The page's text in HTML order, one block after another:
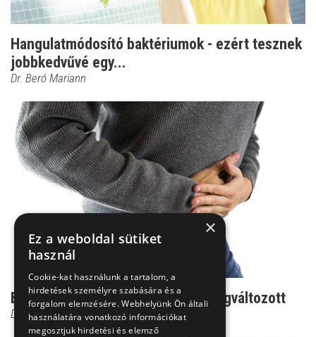
Hangulatmódosító baktériumok - ezért tesznek
jobbkedvűvé egy...
Dr. Beró Mariann
Bélflóra: innen tudhatjuk, hogy megváltozott
Dr. Bodnár Eszter
×
Ez a weboldal sütiket
használ
Cookie-kat használunk a tartalom, a
hirdetések személyre szabására és a
forgalom elemzésére. Webhelyünk Ön általi
használatára vonatkozó információkat
megosztjuk hirdetési és elemző